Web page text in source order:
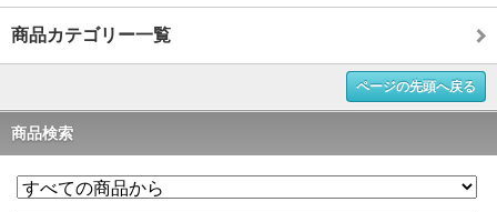
商品カテゴリー一覧
ページの先頭へ戻る
商品検索